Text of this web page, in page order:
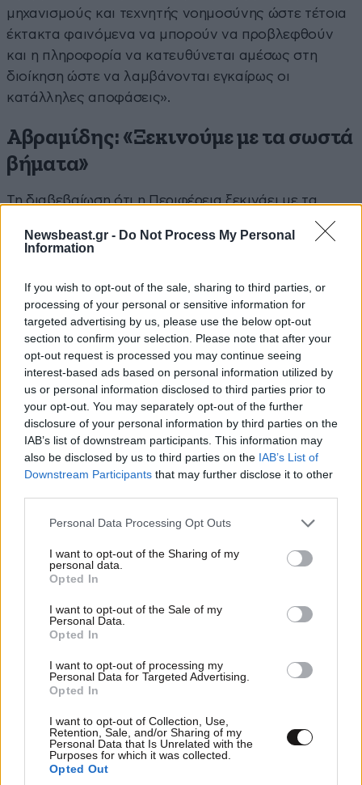
Newsbeast.gr - Do Not Process My Personal
Information
If you wish to opt-out of the sale, sharing to third parties, or
processing of your personal or sensitive information for
targeted advertising by us, please use the below opt-out
section to confirm your selection. Please note that after your
opt-out request is processed you may continue seeing
interest-based ads based on personal information utilized by
us or personal information disclosed to third parties prior to
your opt-out. You may separately opt-out of the further
disclosure of your personal information by third parties on the
IAB’s list of downstream participants. This information may
also be disclosed by us to third parties on the IAB’s List of
Downstream Participants that may further disclose it to other
Please note that this website/app uses one or more Google
not limited to your visit or usage behaviour. You may click to
grant or deny consent to Google and its third-party tags to
use your data for below specified purposes in below Google
consent section.
Personal Data Processing Opt Outs
I want to opt-out of the Sharing of my
personal data.
Opted In
I want to opt-out of the Sale of my
Personal Data.
Opted In
I want to opt-out of processing my
Personal Data for Targeted Advertising.
Opted In
I want to opt-out of Collection, Use,
Retention, Sale, and/or Sharing of my
Personal Data that Is Unrelated with the
Purposes for which it was collected.
Opted Out
μηχανισμούς και τεχνητής νοημοσύνης ώστε τέτοια
έκτακτα φαινόμενα να μπορούν να προβλεφθούν
και η πληροφορία να κατευθύνεται αμέσως στη
διοίκηση ώστε να λαμβάνονται εγκαίρως οι
κατάλληλες αποφάσεις».
Αβραμίδης: «Ξεκινούμε με τα σωστά
βήματα»
Τη διαβεβαίωση ότι η Περιφέρεια ξεκινάει με τα
κατάλληλες προτάσεις που στη συνέχεια θα
Ανάπτυξης και Περιβάλλοντος Κεντρικής
Μακεδονίας Στάθης Αβραμίδης, ο οποίος μίλησε στη
συνάντηση εργασίας για τον θαλάσσιο χωροταξικό
σχεδιασμό. «Εμείς σαν περιφέρεια, με πρωτοβουλία
του Περιφερειάρχη, Απόστολου Τζιτζικώστα,
συνδράμουμε έτσι ώστε η περιφέρεια, η
πανεπιστημιακή κοινότητα και ο απλός πολίτης να
μπορεί να παρέμβει σε αυτές τις συναντήσεις που
κάνουμε και προηγούνται του σχεδιασμού. Η όλη
προσπάθεια αφορά αφενός τα θαλάσσια
φωτοβολταϊκά πάρκα και αφετέρου το χωροταξικό
της θάλασσας. Είμαστε πρωτοπόροι και σε αυτό το
στο χωροταξικό για το θαλάσσιο περιβάλλον» τόνισε
χαρακτηριστικά στο ΑΠΕ – ΜΠΕ.
Ακολουθήστε το Newsbeast
μάθετεπρώτοιτασημαντικότερα νέα
ΠΕΡΙΣΣΟΤΕΡΑ ΑΠΟ ΤΟ